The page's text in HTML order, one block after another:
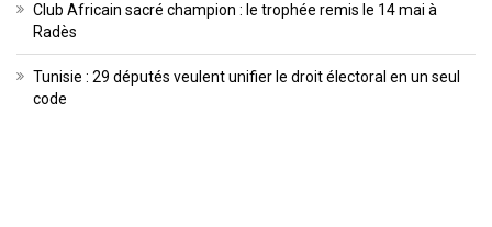
Club Africain sacré champion : le trophée remis le 14 mai à
Radès
Tunisie : 29 députés veulent unifier le droit électoral en un seul
code